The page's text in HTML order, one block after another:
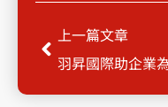
Prev
上一篇文章